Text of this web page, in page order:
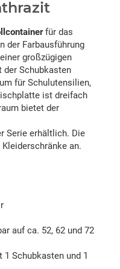
für das
der Farbausführung
großzügigen
Schubkasten
für Schulutensilien,
ist dreifach
bietet der
Serie erhältlich. Die
an.
auf ca. 52, 62 und 72
Schubkasten und 1